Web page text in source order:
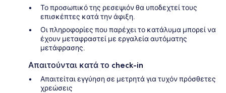
Το προσωπικό της ρεσεψιόν θα υποδεχτεί τους
επισκέπτες κατά την άφιξη.
Οι πληροφορίες που παρέχει το κατάλυμα μπορεί να
έχουν μεταφραστεί με εργαλεία αυτόματης
μετάφρασης.
Απαιτούνται κατά το check-in
Απαιτείται εγγύηση σε μετρητά για τυχόν πρόσθετες
χρεώσεις